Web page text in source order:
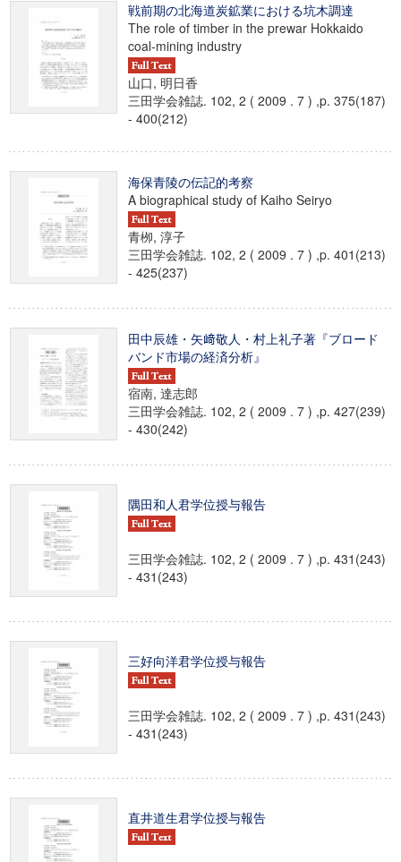
戦前期の北海道炭鉱業における坑木調達
The role of timber in the prewar Hokkaido
coal-mining industry
山口, 明日香
三田学会雑誌. 102, 2 ( 2009 . 7 ) ,p. 375(187)
- 400(212)
海保青陵の伝記的考察
A biographical study of Kaiho Seiryo
青栁, 淳子
三田学会雑誌. 102, 2 ( 2009 . 7 ) ,p. 401(213)
- 425(237)
田中辰雄・矢﨑敬人・村上礼子著『ブロード
バンド市場の経済分析』
宿南, 達志郎
三田学会雑誌. 102, 2 ( 2009 . 7 ) ,p. 427(239)
- 430(242)
隅田和人君学位授与報告
三田学会雑誌. 102, 2 ( 2009 . 7 ) ,p. 431(243)
- 431(243)
三好向洋君学位授与報告
三田学会雑誌. 102, 2 ( 2009 . 7 ) ,p. 431(243)
- 431(243)
直井道生君学位授与報告